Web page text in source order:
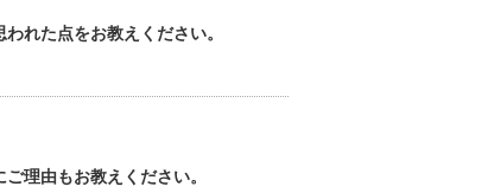
れた点をお教えください。
理由もお教えください。